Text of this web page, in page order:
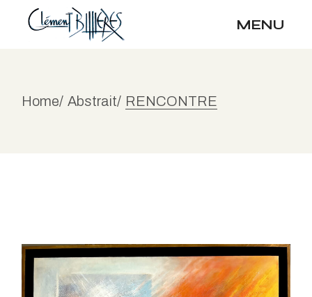
MENU
Home Abstrait RENCONTRE